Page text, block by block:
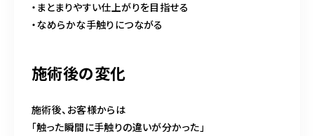
・まとまりやすい仕上がりを目指せる
・なめらかな手触りにつながる
施術後の変化
施術後、お客様からは
「触った瞬間に手触りの違いが分かった」